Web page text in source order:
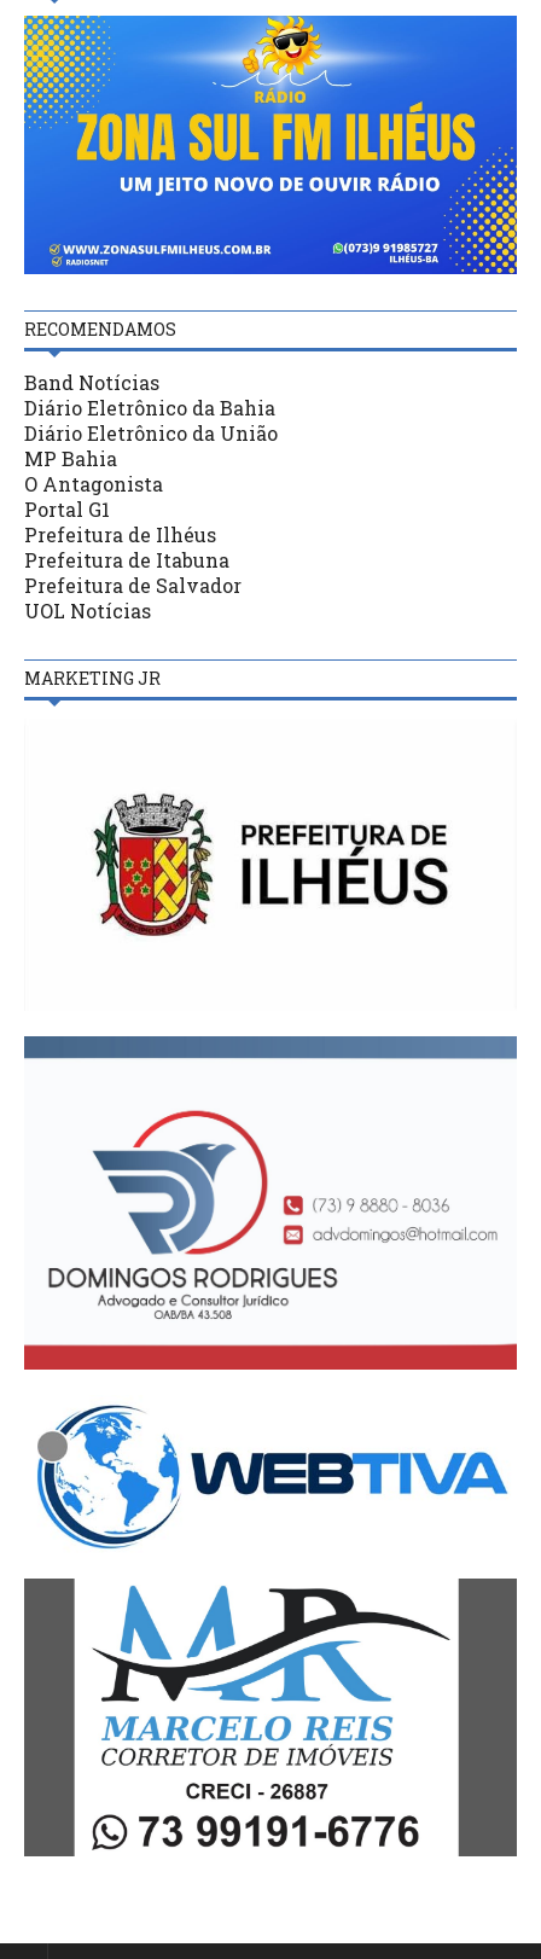
RECOMENDAMOS
Band Notícias
Diário Eletrônico da Bahia
Diário Eletrônico da União
MP Bahia
O Antagonista
Portal G1
Prefeitura de Ilhéus
Prefeitura de Itabuna
Prefeitura de Salvador
UOL Notícias
MARKETING JR